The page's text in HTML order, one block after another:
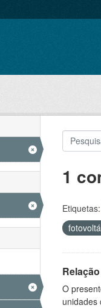
1
Etiquetas:
O
unidades